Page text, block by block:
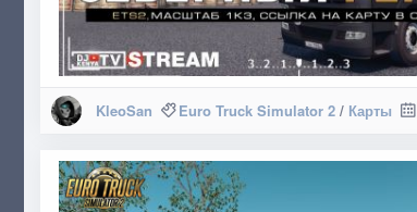
KleoSan Euro Truck Simulator 2/ Карты